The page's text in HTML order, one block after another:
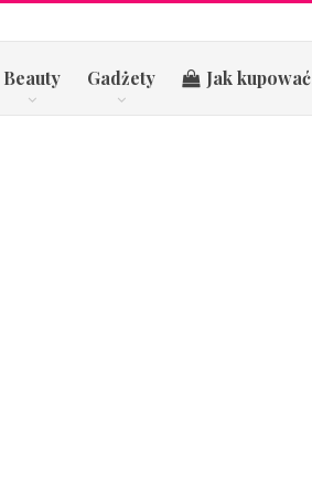
Beauty Gadżety Jak